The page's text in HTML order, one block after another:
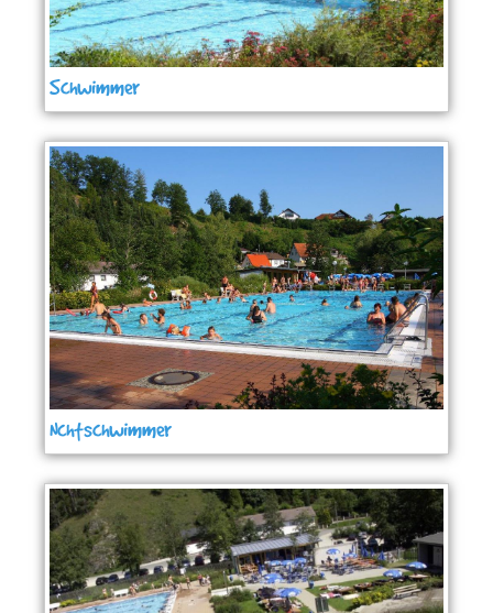
Schwimmer
Nchtschwimmer